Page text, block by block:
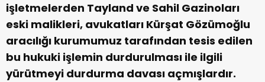
işletmelerden Tayland ve Sahil Gazinoları
eski malikleri, avukatları Kürşat Gözümoğlu
aracılığı kurumumuz tarafından tesis edilen
bu hukuki işlemin durdurulması ile ilgili
yürütmeyi durdurma davası açmışlardır.